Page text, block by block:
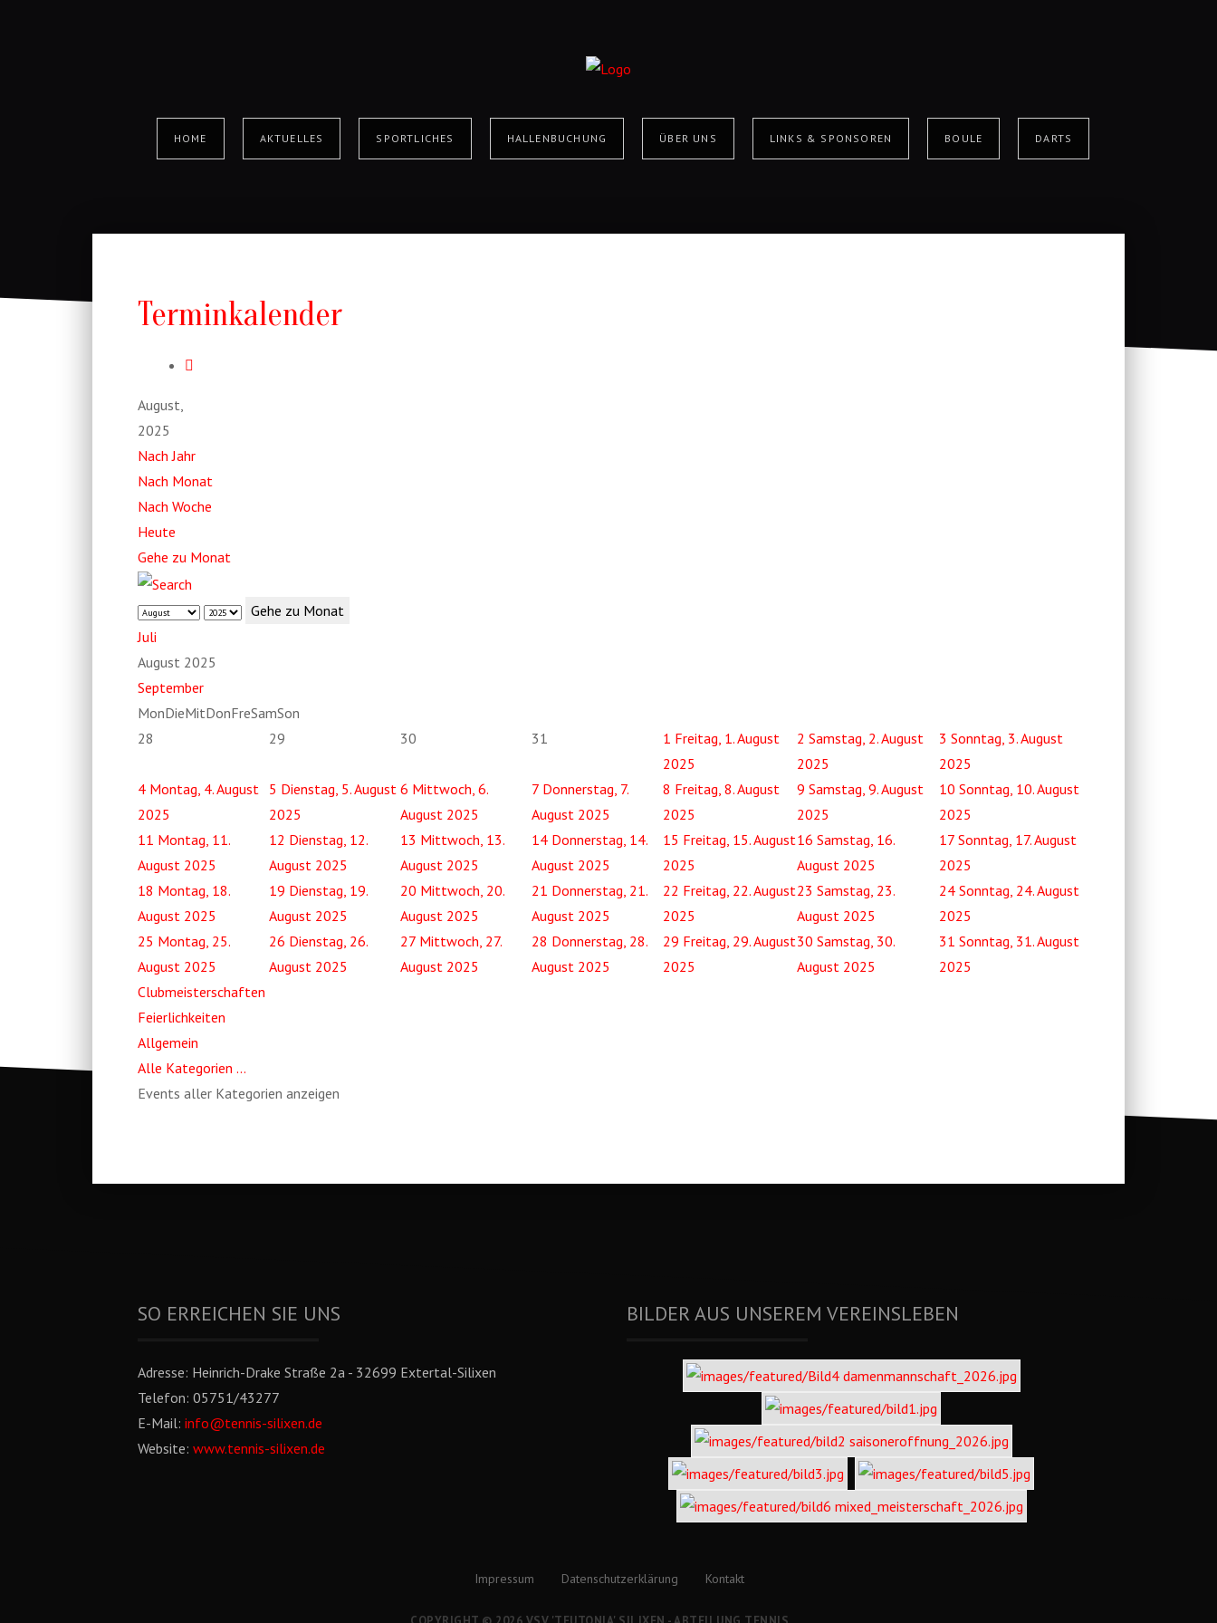
HOME AKTUELLES SPORTLICHES HALLENBUCHUNG ÜBER UNS LINKS & SPONSOREN BOULE DARTS
Terminkalender
August,
2025
Nach Jahr
Nach Monat
Nach Woche
Heute
Gehe zu Monat
Gehe zu Monat
Juli
August 2025
September
MonDieMitDonFreSamSon
28
29 30 31 1 Freitag, 1. August
2025
2 Samstag, 2. August
2025
3 Sonntag, 3. August
2025
4 Montag, 4. August
2025
5 Dienstag, 5. August
2025
6 Mittwoch, 6.
August 2025
7 Donnerstag, 7.
August 2025
8 Freitag, 8. August
2025
9 Samstag, 9. August
2025
10 Sonntag, 10. August
2025
11 Montag, 11.
August 2025
12 Dienstag, 12.
August 2025
13 Mittwoch, 13.
August 2025
14 Donnerstag, 14.
August 2025
15 Freitag, 15. August
2025
16 Samstag, 16.
August 2025
17 Sonntag, 17. August
2025
18 Montag, 18.
August 2025
19 Dienstag, 19.
August 2025
20 Mittwoch, 20.
August 2025
21 Donnerstag, 21.
August 2025
22 Freitag, 22. August
2025
23 Samstag, 23.
August 2025
24 Sonntag, 24. August
2025
25 Montag, 25.
August 2025
26 Dienstag, 26.
August 2025
27 Mittwoch, 27.
August 2025
28 Donnerstag, 28.
August 2025
29 Freitag, 29. August
2025
30 Samstag, 30.
August 2025
31 Sonntag, 31. August
2025
Clubmeisterschaften
Feierlichkeiten
Allgemein
Alle Kategorien ...
Events aller Kategorien anzeigen
SO ERREICHEN SIE UNS
Adresse: Heinrich-Drake Straße 2a - 32699 Extertal-Silixen
Telefon: 05751/43277
E-Mail: info@tennis-silixen.de
Website: www.tennis-silixen.de
BILDER AUS UNSEREM VEREINSLEBEN
Impressum Datenschutzerklärung Kontakt